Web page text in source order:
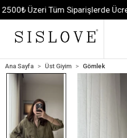
Tüm Siparişlerde Ücretsiz Kargo!
Ana Sayfa Üst Giyim Gömlek